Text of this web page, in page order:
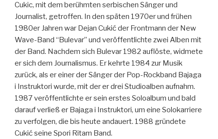
Cukic, mit dem berühmten serbischen Sänger und
Journalist, getroffen. In den späten 1970er und frühen
1980er Jahren war Dejan Cukić der Frontmann der New
Wave-Band “Bulevar” und veröffentlichte zwei Alben mit
der Band. Nachdem sich Bulevar 1982 auflöste, widmete
er sich dem Journalismus. Er kehrte 1984 zur Musik
zurück, als er einer der Sänger der Pop-Rockband Bajaga
i Instruktori wurde, mit der er drei Studioalben aufnahm.
1987 veröffentlichte er sein erstes Soloalbum und bald
darauf verließ er Bajaga i Instruktori, um eine Solokarriere
zu verfolgen, die bis heute andauert. 1988 gründete
Cukić seine Spori Ritam Band.